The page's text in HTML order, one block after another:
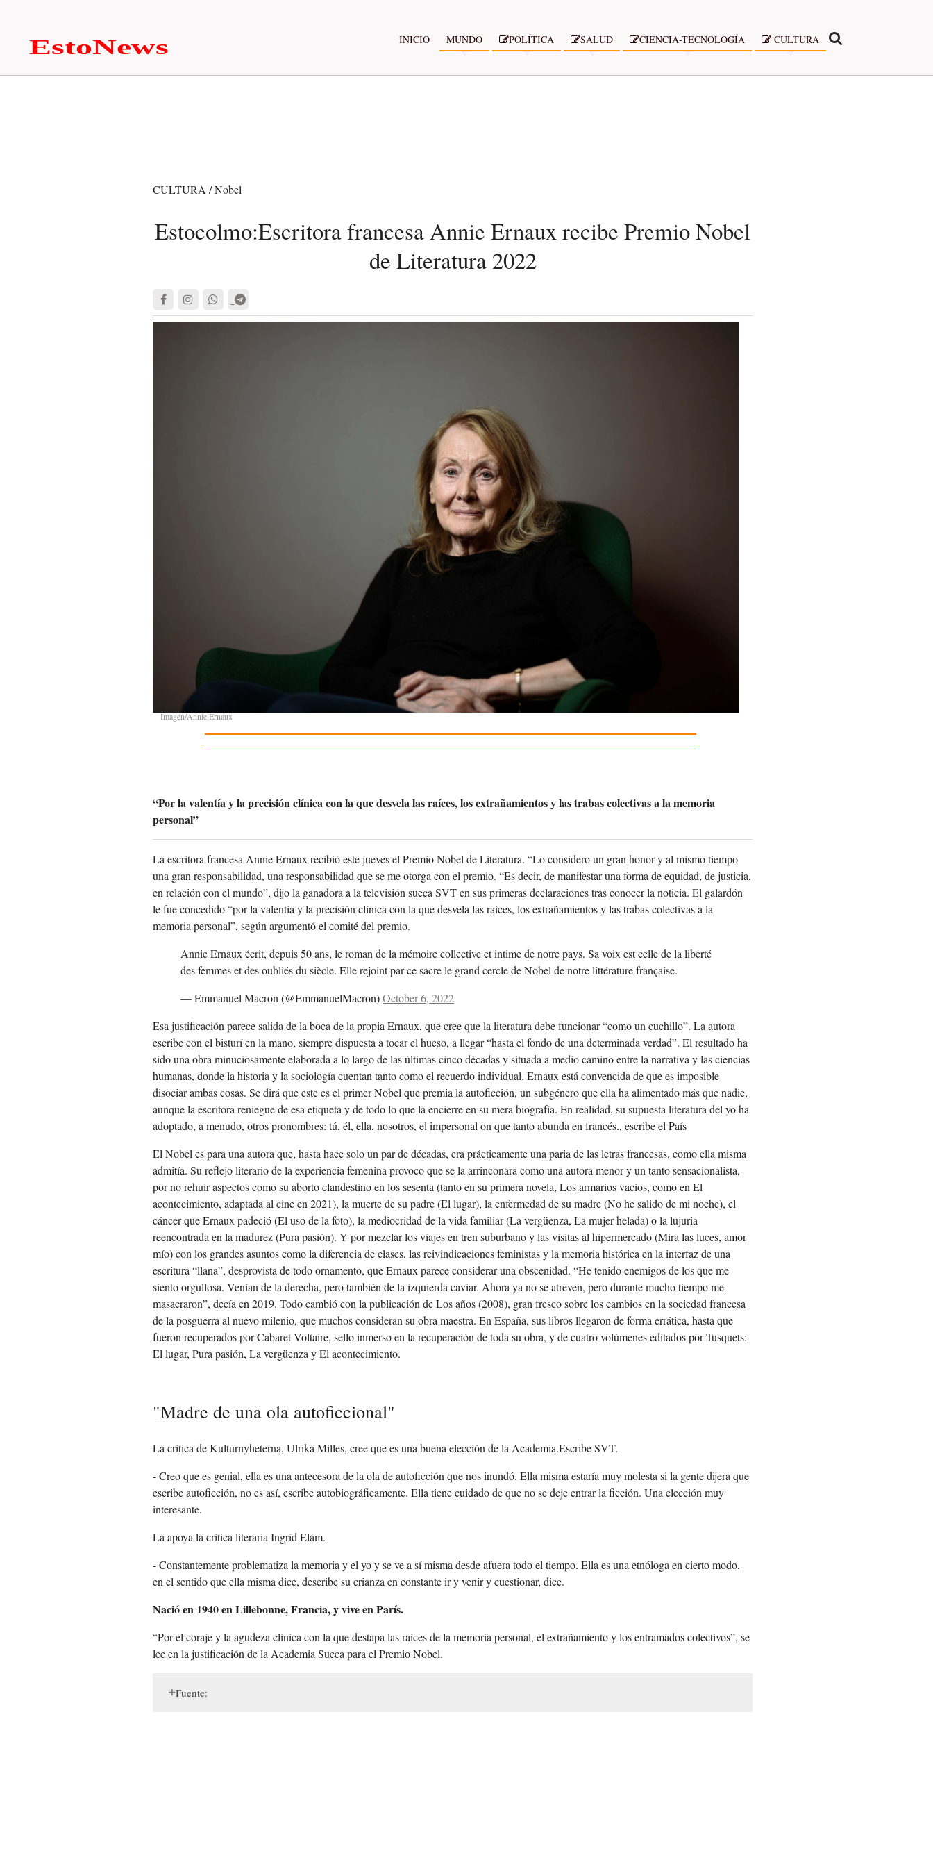
INICIO MUNDO POLÍTICA SALUD CIENCIA-TECNOLOGÍA CULTURA
CULTURA / Nobel
Estocolmo:Escritora francesa Annie Ernaux recibe Premio Nobel
de Literatura 2022
Imagen/Annie Ernaux
“Por la valentía y la precisión clínica con la que desvela las raíces, los extrañamientos y las trabas colectivas a la memoria
personal”
La escritora francesa Annie Ernaux recibió este jueves el Premio Nobel de Literatura. “Lo considero un gran honor y al mismo tiempo
una gran responsabilidad, una responsabilidad que se me otorga con el premio. “Es decir, de manifestar una forma de equidad, de justicia,
en relación con el mundo”, dijo la ganadora a la televisión sueca SVT en sus primeras declaraciones tras conocer la noticia. El galardón
le fue concedido “por la valentía y la precisión clínica con la que desvela las raíces, los extrañamientos y las trabas colectivas a la
memoria personal”, según argumentó el comité del premio.
Annie Ernaux écrit, depuis 50 ans, le roman de la mémoire collective et intime de notre pays. Sa voix est celle de la liberté
des femmes et des oubliés du siècle. Elle rejoint par ce sacre le grand cercle de Nobel de notre littérature française.
— Emmanuel Macron (@EmmanuelMacron)October 6, 2022
Esa justificación parece salida de la boca de la propia Ernaux, que cree que la literatura debe funcionar “como un cuchillo”. La autora
escribe con el bisturí en la mano, siempre dispuesta a tocar el hueso, a llegar “hasta el fondo de una determinada verdad”. El resultado ha
sido una obra minuciosamente elaborada a lo largo de las últimas cinco décadas y situada a medio camino entre la narrativa y las ciencias
humanas, donde la historia y la sociología cuentan tanto como el recuerdo individual. Ernaux está convencida de que es imposible
disociar ambas cosas. Se dirá que este es el primer Nobel que premia la autoficción, un subgénero que ella ha alimentado más que nadie,
aunque la escritora reniegue de esa etiqueta y de todo lo que la encierre en su mera biografía. En realidad, su supuesta literatura del yo ha
adoptado, a menudo, otros pronombres: tú, él, ella, nosotros, el impersonal on que tanto abunda en francés., escribe el País
El Nobel es para una autora que, hasta hace solo un par de décadas, era prácticamente una paria de las letras francesas, como ella misma
admitía. Su reflejo literario de la experiencia femenina provoco que se la arrinconara como una autora menor y un tanto sensacionalista,
por no rehuir aspectos como su aborto clandestino en los sesenta (tanto en su primera novela, Los armarios vacíos, como en El
acontecimiento, adaptada al cine en 2021), la muerte de su padre (El lugar), la enfermedad de su madre (No he salido de mi noche), el
cáncer que Ernaux padeció (El uso de la foto), la mediocridad de la vida familiar (La vergüenza, La mujer helada) o la lujuria
reencontrada en la madurez (Pura pasión). Y por mezclar los viajes en tren suburbano y las visitas al hipermercado (Mira las luces, amor
mío) con los grandes asuntos como la diferencia de clases, las reivindicaciones feministas y la memoria histórica en la interfaz de una
escritura “llana”, desprovista de todo ornamento, que Ernaux parece considerar una obscenidad. “He tenido enemigos de los que me
siento orgullosa. Venían de la derecha, pero también de la izquierda caviar. Ahora ya no se atreven, pero durante mucho tiempo me
masacraron”, decía en 2019. Todo cambió con la publicación de Los años (2008), gran fresco sobre los cambios en la sociedad francesa
de la posguerra al nuevo milenio, que muchos consideran su obra maestra. En España, sus libros llegaron de forma errática, hasta que
fueron recuperados por Cabaret Voltaire, sello inmerso en la recuperación de toda su obra, y de cuatro volúmenes editados por Tusquets:
El lugar, Pura pasión, La vergüenza y El acontecimiento.
"Madre de una ola autoficcional"
La crítica de Kulturnyheterna, Ulrika Milles, cree que es una buena elección de la Academia.Escribe SVT.
- Creo que es genial, ella es una antecesora de la ola de autoficción que nos inundó. Ella misma estaría muy molesta si la gente dijera que
escribe autoficción, no es así, escribe autobiográficamente. Ella tiene cuidado de que no se deje entrar la ficción. Una elección muy
interesante.
La apoya la crítica literaria Ingrid Elam.
- Constantemente problematiza la memoria y el yo y se ve a sí misma desde afuera todo el tiempo. Ella es una etnóloga en cierto modo,
en el sentido que ella misma dice, describe su crianza en constante ir y venir y cuestionar, dice.
Nació en 1940 en Lillebonne, Francia, y vive en París.
“Por el coraje y la agudeza clínica con la que destapa las raíces de la memoria personal, el extrañamiento y los entramados colectivos”, se
lee en la justificación de la Academia Sueca para el Premio Nobel.
Fuente: